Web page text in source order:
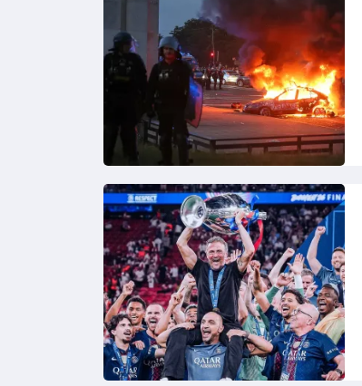
Снимка: Асошиейтед прес